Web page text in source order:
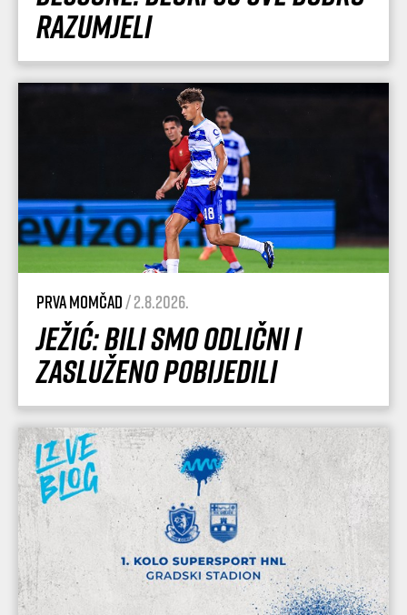
razumjeli
Prva momčad/ 2.8.2026.
Ježić: Bili smo odlični i
zasluženo pobijedili